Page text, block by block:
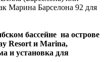
Марина Барселона 92 для
бассейне на острове
Resort и Marina,
и установка для